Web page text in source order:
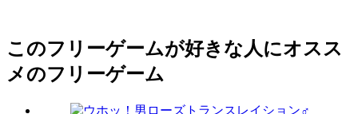
このフリーゲームが好きな人にオスス
メのフリーゲーム